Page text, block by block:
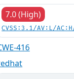
7.0 (High)
CVSS:3.1/AV:L/
416